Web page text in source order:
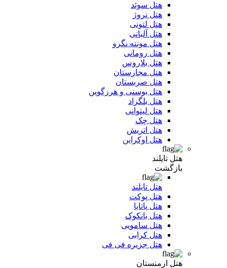
هتل سوئد
هتل نروژ
هتل لتونی
هتل آلبانی
هتل مونته نگرو
هتل رومانی
هتل بلاروس
هتل مجارستان
هتل صربستان
هتل بوسنی و هرزگوین
هتل بلگراد
هتل لیتوانی
هتل چک
هتل اتریش
هتل اوکراین
هتل تایلند
بازگشت
هتل تایلند
هتل پوکت
هتل پاتایا
هتل بانکوک
هتل سامویی
هتل کرابی
هتل جزیره فی فی
هتل ارمنستان